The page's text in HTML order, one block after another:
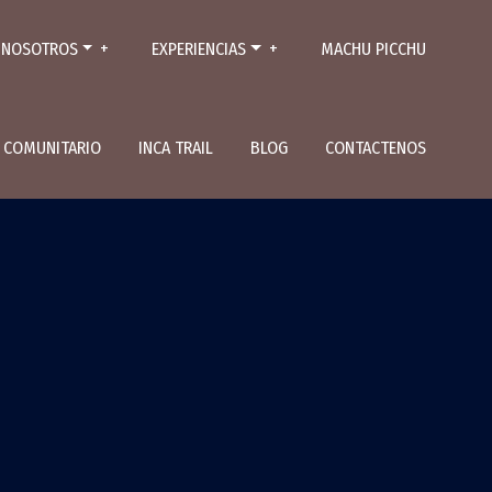
NOSOTROS EXPERIENCIAS MACHU PICCHU
COMUNITARIO INCA TRAIL BLOG CONTACTENOS